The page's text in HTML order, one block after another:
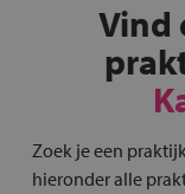
Vind
Zoek je een
hieronder alle